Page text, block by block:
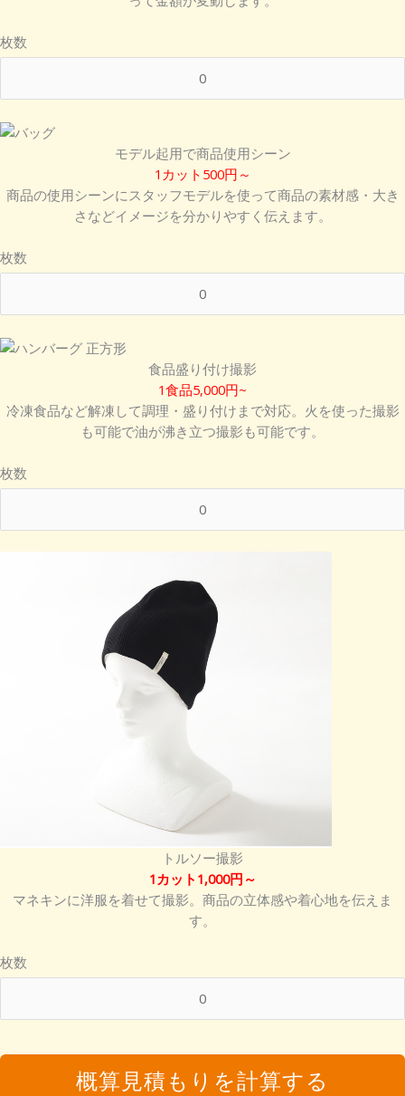
枚数
モデル起用で商品使用シーン
1カット500円～
商品の使用シーンにスタッフモデルを使って商品の素材感・大き
さなどイメージを分かりやすく伝えます。
枚数
食品盛り付け撮影
1食品5,000円~
冷凍食品など解凍して調理・盛り付けまで対応。火を使った撮影
も可能で油が沸き立つ撮影も可能です。
枚数
トルソー撮影
1カット1,000円～
マネキンに洋服を着せて撮影。商品の立体感や着心地を伝えま
す。
枚数
概算見積もりを計算する